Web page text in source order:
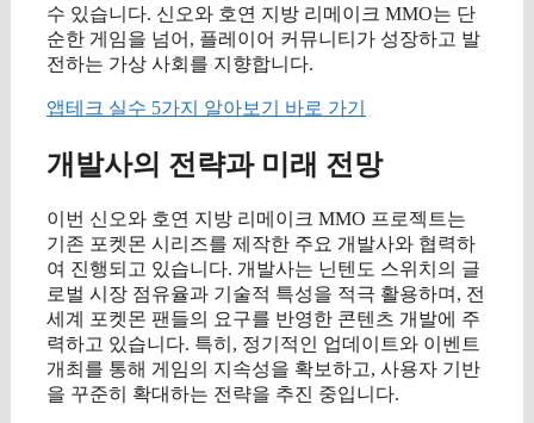
수 있습니다. 신오와 호연 지방 리메이크 MMO는 단
순한 게임을 넘어, 플레이어 커뮤니티가 성장하고 발
전하는 가상 사회를 지향합니다.
앱테크 실수 5가지 알아보기 바로 가기
개발사의 전략과 미래 전망
이번 신오와 호연 지방 리메이크 MMO 프로젝트는
기존 포켓몬 시리즈를 제작한 주요 개발사와 협력하
여 진행되고 있습니다. 개발사는 닌텐도 스위치의 글
로벌 시장 점유율과 기술적 특성을 적극 활용하며, 전
세계 포켓몬 팬들의 요구를 반영한 콘텐츠 개발에 주
력하고 있습니다. 특히, 정기적인 업데이트와 이벤트
개최를 통해 게임의 지속성을 확보하고, 사용자 기반
을 꾸준히 확대하는 전략을 추진 중입니다.